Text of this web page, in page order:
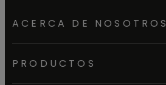
ACERCA DE NOSOTROS
PRODUCTOS